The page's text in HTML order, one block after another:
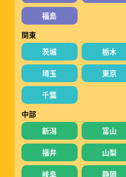
福島
関東
茨城
栃木
埼玉 東京
千葉
中部
新潟
富山
福井 山梨
岐阜 静岡